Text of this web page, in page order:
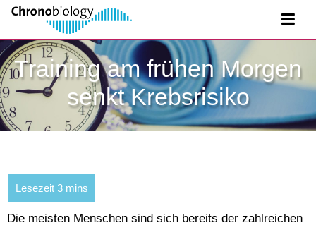
Training am frühen Morgen
senkt Krebsrisiko
Die meisten Menschen sind sich bereits der zahlreichen